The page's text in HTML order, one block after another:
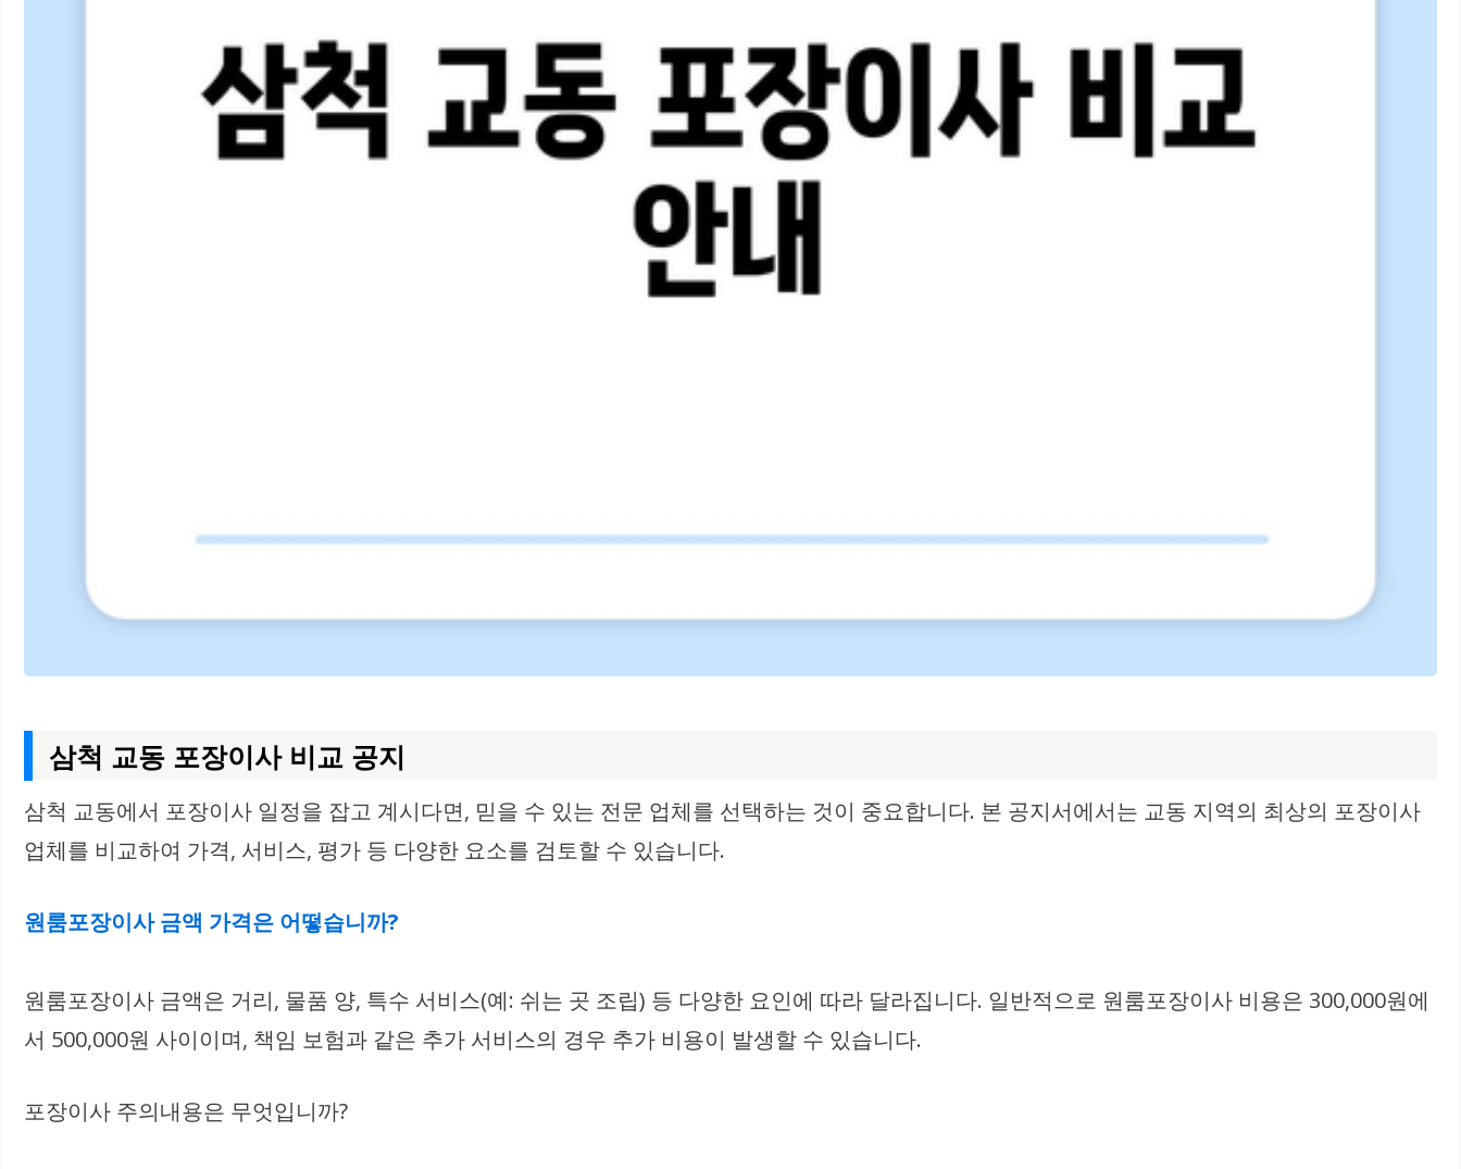
삼척 교동 포장이사 비교 공지
삼척 교동에서 포장이사 일정을 잡고 계시다면, 믿을 수 있는 전문 업체를 선택하는 것이 중요합니다. 본 공지서에서는 교동 지역의 최상의 포장이사
업체를 비교하여 가격, 서비스, 평가 등 다양한 요소를 검토할 수 있습니다.
원룸포장이사 금액 가격은 어떻습니까?
원룸포장이사 금액은 거리, 물품 양, 특수 서비스(예: 쉬는 곳 조립) 등 다양한 요인에 따라 달라집니다. 일반적으로 원룸포장이사 비용은 300,000원에
서 500,000원 사이이며, 책임 보험과 같은 추가 서비스의 경우 추가 비용이 발생할 수 있습니다.
포장이사 주의내용은 무엇입니까?